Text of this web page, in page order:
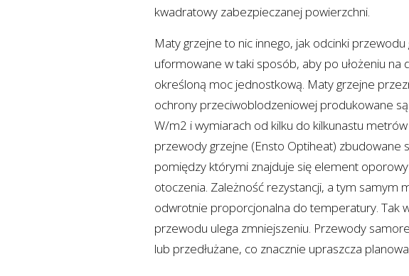
kwadratowy zabezpieczanej powierzchni.
Maty grzejne to nic innego, jak odcinki
uformowane w taki sposób, aby po ułożeniu na
określoną moc jednostkową. Maty grzejne
ochrony przeciwoblodzeniowej produkowane
W/m2 i wymiarach od kilku do kilkunastu
przewody grzejne (Ensto Optiheat) zbudowane
pomiędzy którymi znajduje się element
otoczenia. Zależność rezystancji, a tym samym
odwrotnie proporcjonalna do temperatury. Tak
przewodu ulega zmniejszeniu. Przewody
lub przedłużane, co znacznie upraszcza